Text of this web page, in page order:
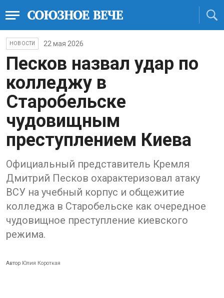
НОВОСТИ 22 мая 2026
Песков назвал удар по
колледжу в
Старобельске
чудовищным
преступлением Киева
Официальный представитель Кремля
Дмитрий Песков охарактеризовал атаку
ВСУ на учебный корпус и общежитие
колледжа в Старобельске как очередное
чудовищное преступление киевского
режима.
Автор Юлия Короткая